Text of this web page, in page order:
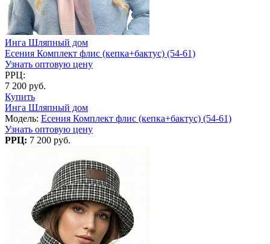
Инга Шляпный дом
Есения Комплект флис (кепка+бактус) (54-61)
Узнать оптовую цену
РРЦ:
7 200 руб.
Купить
Инга Шляпный дом
Модель: Есения Комплект флис (кепка+бактус) (54-61)
Узнать оптовую цену
РРЦ: 7 200 руб.